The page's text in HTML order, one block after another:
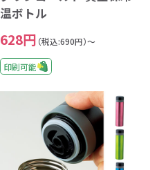
温ボトル
628円 （税込:690円）～
印刷可能